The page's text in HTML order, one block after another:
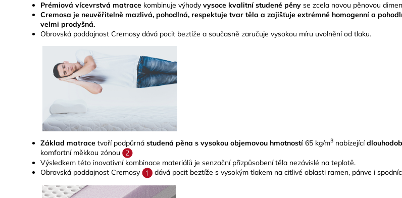
Prémiová vícevrstvá matrace kombinuje výhody vysoce kvalitní studené pěny se zcela novou pěnovou
Cremosa je neuvěřitelně mazlivá, pohodlná, respektuje tvar těla a zajišťuje extrémně homogenní a
velmi prodyšná.
Obrovská poddajnost Cremosy dává pocit beztíže a současně zaručuje vysokou míru uvolnění od tlaku.
Základ matrace tvoří podpůrná studená pěna s vysokou objemovou hmotností65 kg/m3 nabízející
komfortní měkkou zónou
Výsledkem této inovativní kombinace materiálů je senzační přizpůsobení těla nezávislé na teplotě.
Obrovská poddajnost Cremosy
dává pocit beztíže s vysokým tlakem na citlivé oblasti ramen, pánve i